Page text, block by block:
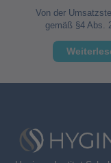
Von der
gemäß §4 Abs.